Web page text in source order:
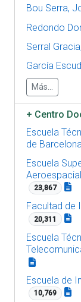
Bou Serra,
Redondo
Serral
García
Más...
+ Centro
Escuela
de
Escuela
23,867
Facultad de
20,311
Escuela
Escuela de
10,769